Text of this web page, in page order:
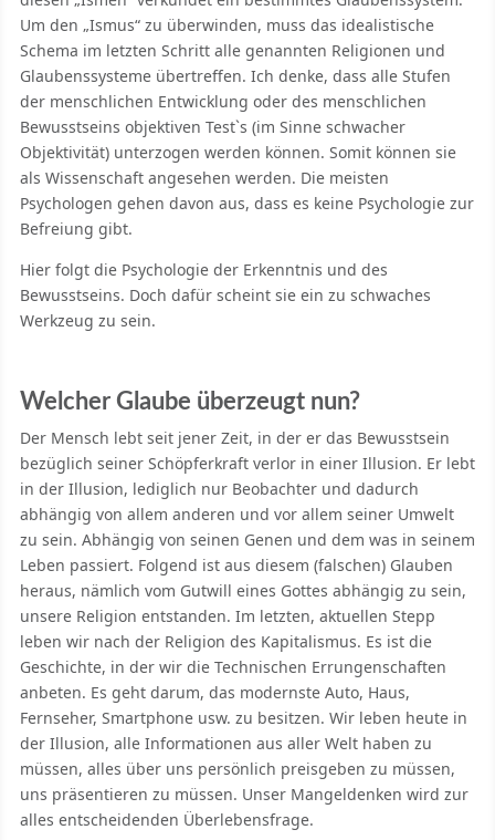
Um den „Ismus“ zu überwinden, muss das idealistische
Schema im letzten Schritt alle genannten Religionen und
Glaubenssysteme übertreffen. Ich denke, dass alle Stufen
der menschlichen Entwicklung oder des menschlichen
Bewusstseins objektiven Test`s (im Sinne schwacher
Objektivität) unterzogen werden können. Somit können sie
als Wissenschaft angesehen werden. Die meisten
Psychologen gehen davon aus, dass es keine Psychologie zur
Befreiung gibt.
Hier folgt die Psychologie der Erkenntnis und des
Bewusstseins. Doch dafür scheint sie ein zu schwaches
Werkzeug zu sein.
Welcher Glaube überzeugt nun?
Der Mensch lebt seit jener Zeit, in der er das Bewusstsein
bezüglich seiner Schöpferkraft verlor in einer Illusion. Er lebt
in der Illusion, lediglich nur Beobachter und dadurch
abhängig von allem anderen und vor allem seiner Umwelt
zu sein. Abhängig von seinen Genen und dem was in seinem
Leben passiert. Folgend ist aus diesem (falschen) Glauben
heraus, nämlich vom Gutwill eines Gottes abhängig zu sein,
unsere Religion entstanden. Im letzten, aktuellen Stepp
leben wir nach der Religion des Kapitalismus. Es ist die
Geschichte, in der wir die Technischen Errungenschaften
anbeten. Es geht darum, das modernste Auto, Haus,
Fernseher, Smartphone usw. zu besitzen. Wir leben heute in
der Illusion, alle Informationen aus aller Welt haben zu
müssen, alles über uns persönlich preisgeben zu müssen,
uns präsentieren zu müssen. Unser Mangeldenken wird zur
alles entscheidenden Überlebensfrage.